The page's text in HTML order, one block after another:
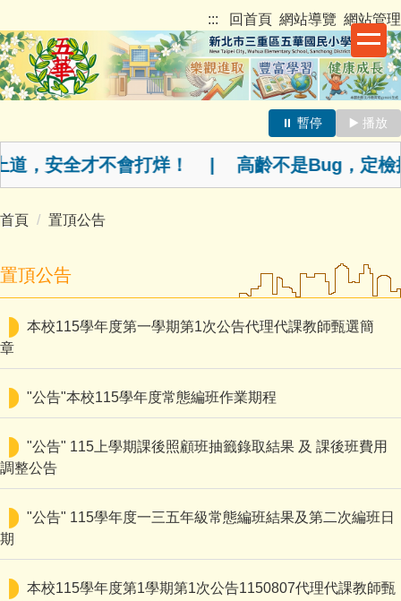
到
主
要
內
區
新北市三重區五華國民小學
::: 回首頁 網站導覽 網站管理
最新消息跑馬燈
⏸️ 暫停 ▶️ 播放
，安全才不會打烊！ | 高齡不是Bug，
首頁 置頂公告
置頂公告
本校115學年度第一學期第1次公告代理代課教師甄選簡
章
"公告"本校115學年度常態編班作業期程
"公告" 115上學期課後照顧班抽籤錄取結果 及 課後班費用
調整公告
"公告" 115學年度一三五年級常態編班結果及第二次編班日
期
本校115學年度第1學期第1次公告1150807代理代課教師甄